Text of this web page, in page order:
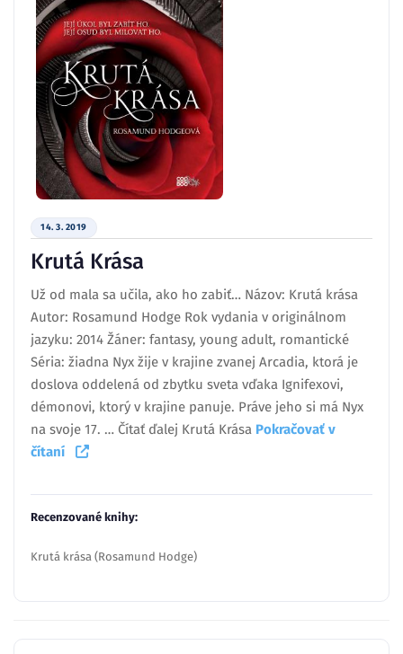
14. 3. 2019
Krutá Krása
Už od mala sa učila, ako ho zabiť… Názov: Krutá krása
Autor: Rosamund Hodge Rok vydania v originálnom
jazyku: 2014 Žáner: fantasy, young adult, romantické
Séria: žiadna Nyx žije v krajine zvanej Arcadia, ktorá je
doslova oddelená od zbytku sveta vďaka Ignifexovi,
démonovi, ktorý v krajine panuje. Práve jeho si má Nyx
na svoje 17. … Čítať ďalej Krutá Krása Pokračovať v
čítaní
Recenzované knihy:
Krutá krása (Rosamund Hodge)